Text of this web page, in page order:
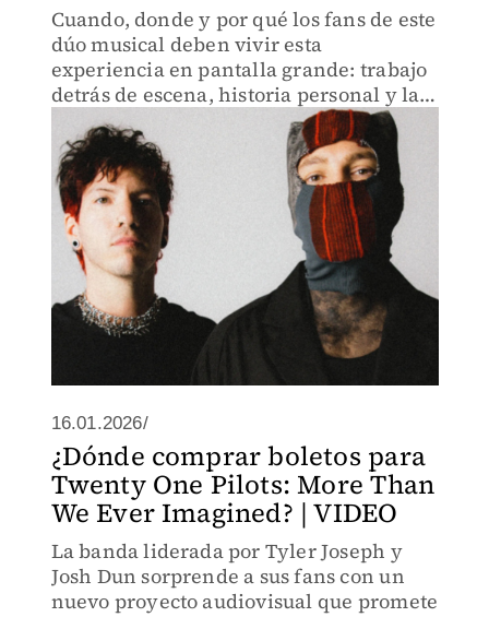
Cuando, donde y por qué los fans de este
dúo musical deben vivir esta
experiencia en pantalla grande: trabajo
detrás de escena, historia personal y la
energía voraz de sus conciertos.
16.01.2026/
¿Dónde comprar boletos para
Twenty One Pilots: More Than
We Ever Imagined? | VIDEO
La banda liderada por Tyler Joseph y
Josh Dun sorprende a sus fans con un
nuevo proyecto audiovisual que promete